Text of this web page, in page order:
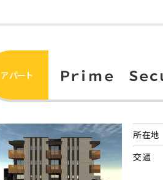
アパート Ｐｒｉｍｅ Ｓｅ
所在地
交通